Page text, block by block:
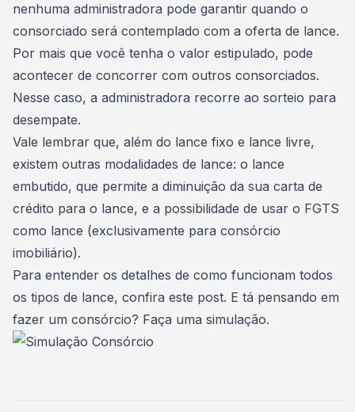
nenhuma administradora pode garantir quando o
consorciado será contemplado com a oferta de lance.
Por mais que você tenha o valor estipulado, pode
acontecer de concorrer com outros consorciados.
Nesse caso, a administradora recorre ao sorteio para
desempate.
Vale lembrar que, além do lance fixo e lance livre,
existem outras modalidades de lance: o lance
embutido, que permite a diminuição da sua carta de
crédito para o lance, e a possibilidade de usar o FGTS
como lance (exclusivamente para consórcio
imobiliário).
Para entender os detalhes de como funcionam todos
os tipos de lance, confira este post. E tá pensando em
fazer um consórcio? Faça uma simulação.